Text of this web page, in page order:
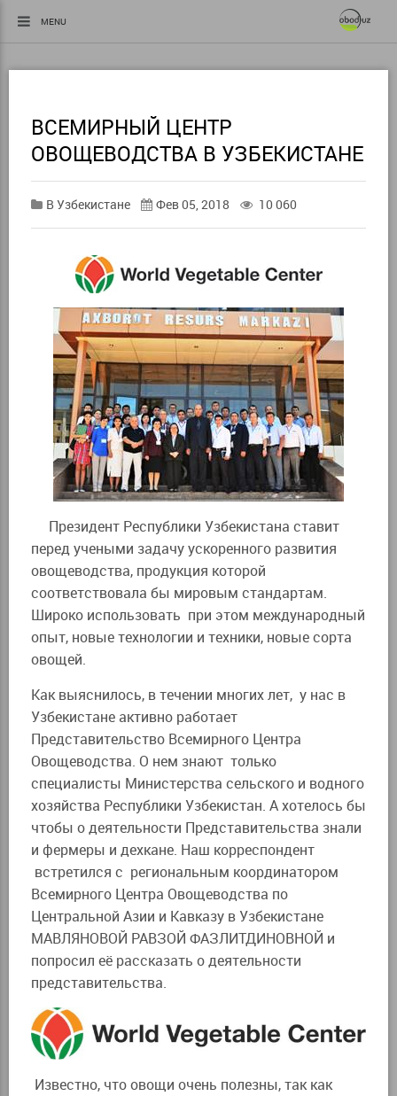
MENU
ВСЕМИРНЫЙ ЦЕНТР
ОВОЩЕВОДСТВА В УЗБЕКИСТАНЕ
В Узбекистане Фев 05, 2018 10 060
Президент Республики Узбекистана ставит
перед учеными задачу ускоренного развития
овощеводства, продукция которой
соответствовала бы мировым стандартам.
Широко использовать при этом международный
опыт, новые технологии и техники, новые сорта
овощей.
Как выяснилось, в течении многих лет, у нас в
Узбекистане активно работает
Представительство Всемирного Центра
Овощеводства. О нем знают только
специалисты Министерства сельского и водного
хозяйства Республики Узбекистан. А хотелось бы
чтобы о деятельности Представительства знали
и фермеры и дехкане. Наш корреспондент
встретился с региональным координатором
Всемирного Центра Овощеводства по
Центральной Азии и Кавказу в Узбекистане
МАВЛЯНОВОЙ РАВЗОЙ ФАЗЛИТДИНОВНОЙ и
попросил её рассказать о деятельности
представительства.
Известно, что овощи очень полезны, так как